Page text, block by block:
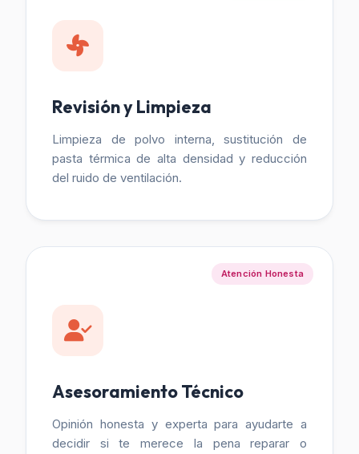
Revisión y Limpieza
Limpieza de polvo interna, sustitución de
pasta térmica de alta densidad y reducción
del ruido de ventilación.
Atención Honesta
Asesoramiento Técnico
Opinión honesta y experta para ayudarte a
decidir si te merece la pena reparar o